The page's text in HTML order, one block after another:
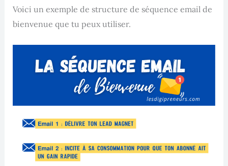
Voici un exemple de structure de séquence email de
bienvenue que tu peux utiliser.